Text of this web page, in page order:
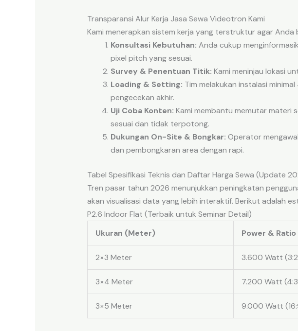
Transparansi Alur Kerja Jasa Sewa Videotron Kami
Kami menerapkan sistem kerja yang terstruktur agar
Konsultasi Kebutuhan: Anda cukup
pixel pitch yang sesuai.
Survey & Penentuan Titik: Kami meninjau lokasi
Loading & Setting: Tim melakukan instalasi
pengecekan akhir.
Uji Coba Konten: Kami membantu memutar materi
sesuai dan tidak terpotong.
Dukungan On-Site & Bongkar: Operator
dan pembongkaran area dengan rapi.
Tabel Spesifikasi Teknis dan Daftar Harga Sewa (Update
Tren pasar tahun 2026 menunjukkan peningkatan
akan visualisasi data yang lebih interaktif. Berikut adalah
P2.6 Indoor Flat (Terbaik untuk Seminar Detail)
Ukuran (Meter)
Power & Ratio
2×3 Meter 3.600 Watt
3×4 Meter 7.200 Watt
3×5 Meter 9.000 Watt